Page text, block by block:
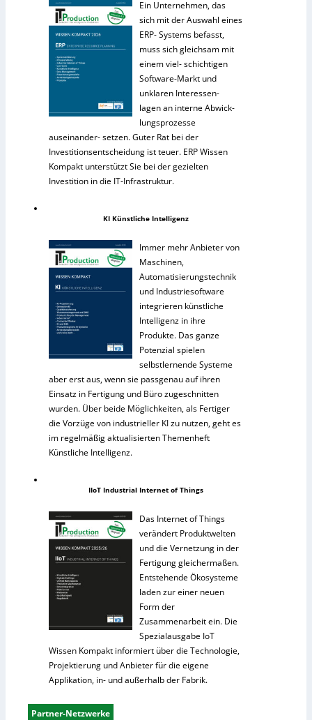
Ein Unternehmen, das
sich mit der Auswahl eines
ERP- Systems befasst,
muss sich gleichsam mit
einem viel- schichtigen
Software-Markt und
unklaren Interessen-
lagen an interne Abwick-
lungsprozesse
auseinander- setzen. Guter Rat bei der
Investitionsentscheidung ist teuer. ERP Wissen
Kompakt unterstützt Sie bei der gezielten
Investition in die IT-Infrastruktur.
KI Künstliche Intelligenz
Immer mehr Anbieter von
Maschinen,
Automatisierungstechnik
und Industriesoftware
integrieren künstliche
Intelligenz in ihre
Produkte. Das ganze
Potenzial spielen
selbstlernende Systeme
aber erst aus, wenn sie passgenau auf ihren
Einsatz in Fertigung und Büro zugeschnitten
wurden. Über beide Möglichkeiten, als Fertiger
die Vorzüge von industrieller KI zu nutzen, geht es
im regelmäßig aktualisierten Themenheft
Künstliche Intelligenz.
IIoT Industrial Internet of Things
Das Internet of Things
verändert Produktwelten
und die Vernetzung in der
Fertigung gleichermaßen.
Entstehende Ökosysteme
laden zur einer neuen
Form der
Zusammenarbeit ein. Die
Spezialausgabe IoT
Wissen Kompakt informiert über die Technologie,
Projektierung und Anbieter für die eigene
Applikation, in- und außerhalb der Fabrik.
Partner-Netzwerke